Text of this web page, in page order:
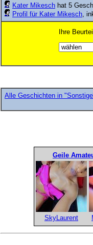
Kater Mikesch hat 5
Profil für Kater Mikesch,
Ihre
Alle Geschichten in
Geile
SkyLaurent